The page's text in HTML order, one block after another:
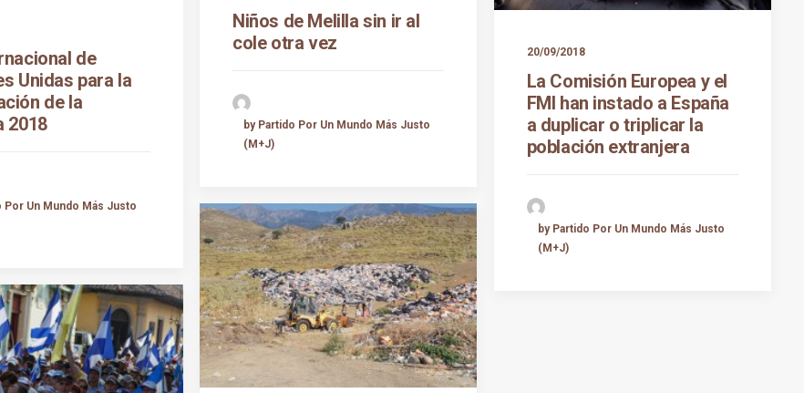
Niños de Melilla sin ir al
cole otra vez
by Partido Por Un Mundo Más Justo
(M+J)
de
Unidas para la
de la
2018
Por Un Mundo Más Justo
20/09/2018
La Comisión Europea y el
FMI han instado a España
a duplicar o triplicar la
población extranjera
by Partido Por Un Mundo Más Justo
(M+J)